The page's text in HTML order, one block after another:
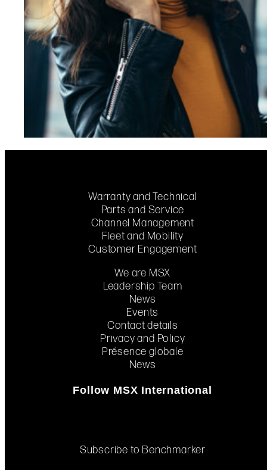
Warranty and Technical
Parts and Service
Channel Management
Fleet and Mobility
Customer Engagement
We are MSX
Leadership Team
News
Events
Contact details
Privacy and Policy
Présence globale
News
Follow MSX International
Subscribe to Benchmarker